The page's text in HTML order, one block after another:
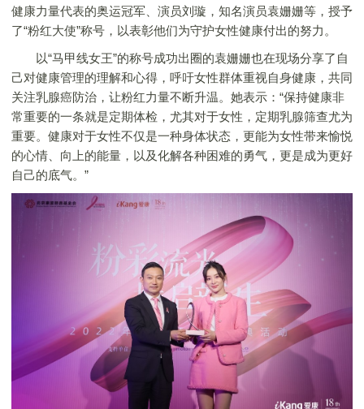
健康力量代表的奥运冠军、演员刘璇，知名演员袁姗姗等，授予
了“粉红大使”称号，以表彰他们为守护女性健康付出的努力。
以“马甲线女王”的称号成功出圈的袁姗姗也在现场分享了自
己对健康管理的理解和心得，呼吁女性群体重视自身健康，共同
关注乳腺癌防治，让粉红力量不断升温。她表示：“保持健康非
常重要的一条就是定期体检，尤其对于女性，定期乳腺筛查尤为
重要。健康对于女性不仅是一种身体状态，更能为女性带来愉悦
的心情、向上的能量，以及化解各种困难的勇气，更是成为更好
自己的底气。”